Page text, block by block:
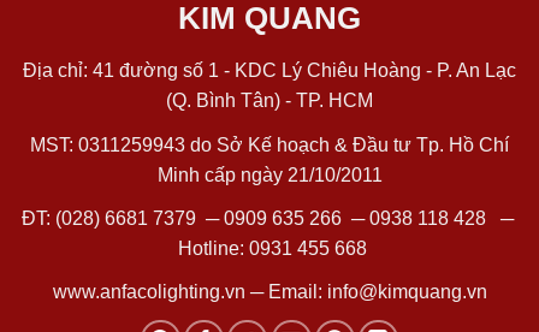
KIM QUANG
Địa chỉ: 41 đường số 1 - KDC Lý Chiêu Hoàng - P. An Lạc
(Q. Bình Tân) - TP. HCM
MST: 0311259943 do Sở Kế hoạch & Đầu tư Tp. Hồ Chí
Minh cấp ngày 21/10/2011
ĐT: (028) 6681 7379 ─0909 635 266─0938 118 428─
Hotline: 0931 455 668
www.anfacolighting.vn ─ Email: info@kimquang.vn